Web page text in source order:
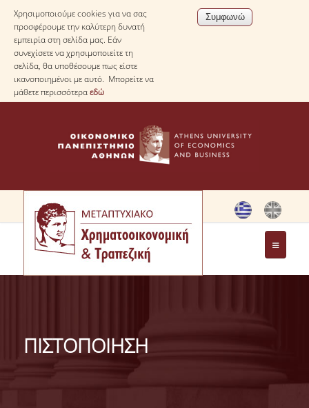
Χρησιμοποιούμε cookies για να σας
προσφέρουμε την καλύτερη δυνατή
εμπειρία στη σελίδα μας. Εάν
συνεχίσετε να χρησιμοποιείτε τη
σελίδα, θα υποθέσουμε πως είστε
ικανοποιημένοι με αυτό. Μπορείτε να
μάθετε περισσότεραεδώ
ΤΟ ΠΡΟΓΡΑΜΜΑ
ΣΚΟΠΟΣ
ΓΕΝΙΚΕΣ ΠΛΗΡΟΦΟΡΙΕΣ
ΠΙΣΤΟΠΟΙΗΣΗ